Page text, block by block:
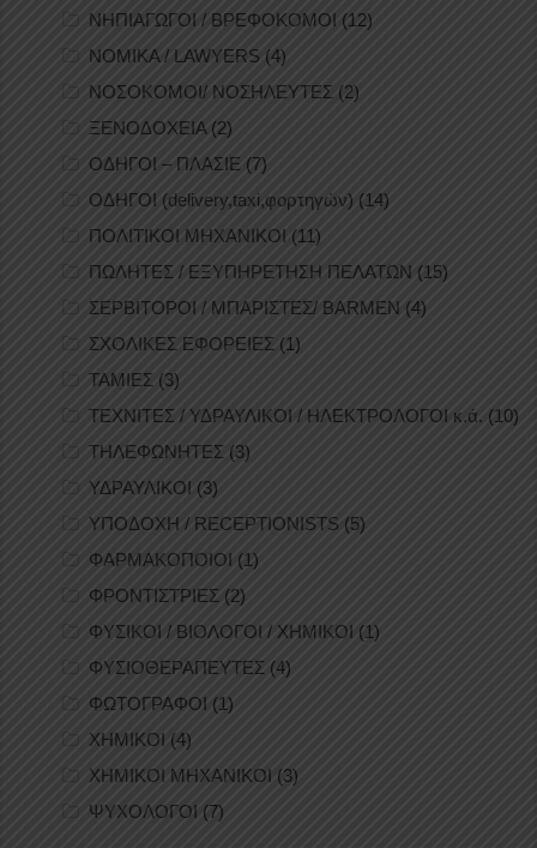
ΝΗΠΙΑΓΩΓΟΙ / ΒΡΕΦΟΚΟΜΟΙ (12)
ΝΟΜΙΚΑ / LAWYERS (4)
ΝΟΣΟΚΟΜΟΙ/ ΝΟΣΗΛΕΥΤΕΣ (2)
ΞΕΝΟΔΟΧΕΙΑ(2)
ΟΔΗΓΟΙ – ΠΛΑΣΙΕ (7)
ΟΔΗΓΟΙ (delivery,taxi,φορτηγών) (14)
ΠΟΛΙΤΙΚΟΙ ΜΗΧΑΝΙΚΟΙ (11)
ΠΩΛΗΤΕΣ / ΕΞΥΠΗΡΕΤΗΣΗ ΠΕΛΑΤΩΝ (15)
ΣΕΡΒΙΤΟΡΟΙ / ΜΠΑΡΙΣΤΕΣ/ BARMEN (4)
ΣΧΟΛΙΚΕΣ ΕΦΟΡΕΙΕΣ (1)
ΤΑΜΙΕΣ (3)
ΤΕΧΝΙΤΕΣ / ΥΔΡΑΥΛΙΚΟΙ / ΗΛΕΚΤΡΟΛΟΓΟΙ κ.ά. (10)
ΤΗΛΕΦΩΝΗΤΕΣ (3)
ΥΔΡΑΥΛΙΚΟΙ (3)
ΥΠΟΔΟΧΗ / RECEPTIONISTS (5)
ΦΑΡΜΑΚΟΠΟΙΟΙ (1)
ΦΡΟΝΤΙΣΤΡΙΕΣ (2)
ΦΥΣΙΚΟΙ / ΒΙΟΛΟΓΟΙ / ΧΗΜΙΚΟΙ (1)
ΦΥΣΙΟΘΕΡΑΠΕΥΤΕΣ (4)
ΦΩΤΟΓΡΑΦΟΙ (1)
ΧΗΜΙΚΟΙ (4)
ΧΗΜΙΚΟΙ ΜΗΧΑΝΙΚΟΙ (3)
ΨΥΧΟΛΟΓΟΙ (7)